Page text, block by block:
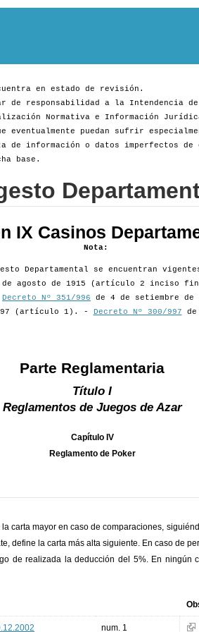
en estado de revisión.
de responsabilidad a la Intendencia
Normativa e Información
puedan sufrir
información o datos imperfectos de
base.
IX Casinos
Nota:
Departamental se encuentran
de agosto de 1915 (artículo 2 inciso
Decreto Nº 351/996 de 4 de setiembre
(artículo 1). - Decreto Nº 300/997
Parte Reglamentaria
Título I
Reglamentos de Juegos de Azar
Capítulo IV
Reglamento de Poker
la carta mayor en caso de comparaciones,
define la carta más alta siguiente. En caso de
de realizada la deducción del 5%. En ningún
num. 1